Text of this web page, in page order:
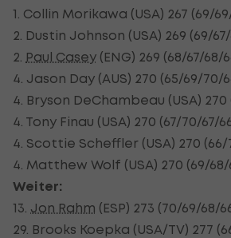
1. Collin Morikawa (USA) 267 (69/
2. Dustin Johnson (USA) 269 (69/
2. Paul Casey (ENG) 269 (68/67/68/
4. Jason Day (AUS) 270 (65/69/70/
4. Bryson DeChambeau (USA) 270
4. Tony Finau (USA) 270 (67/70/67/
4. Scottie Scheffler (USA) 270 (66/
4. Matthew Wolf (USA) 270 (69/68/
Weiter:
13. Jon Rahm (ESP) 273 (70/69/68/
29. Brooks Koepka (USA/TV) 277